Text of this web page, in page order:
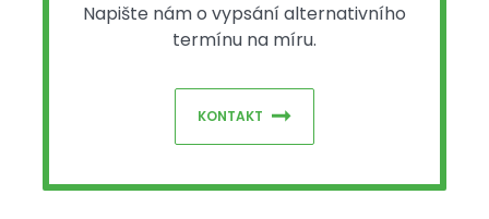
Napište nám o vypsání alternativního
termínu na míru.
KONTAKT